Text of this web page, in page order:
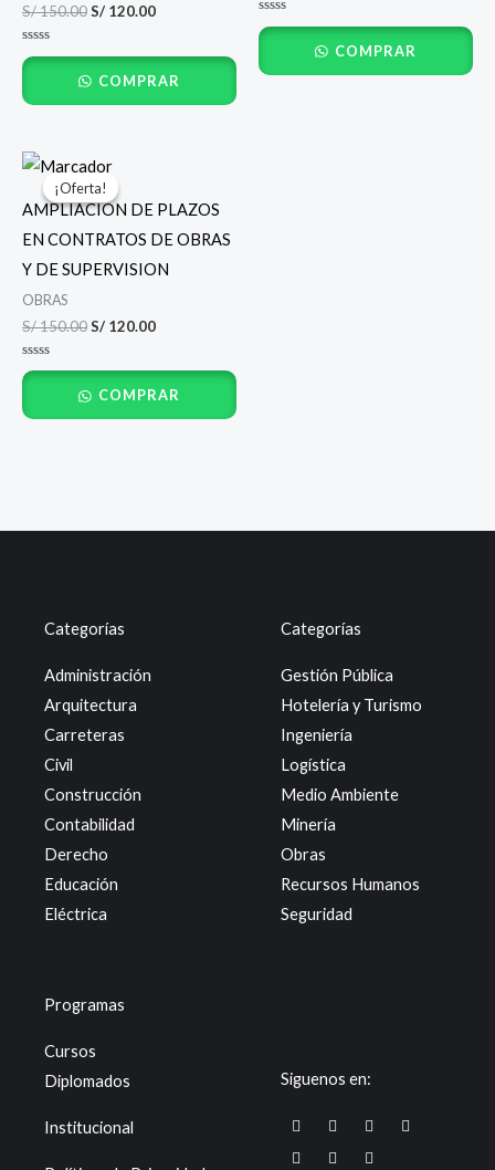
S/150.00S/ 120.00
Valorado
con
de
5
COMPRAR
Valorado
con
de
5
COMPRAR
¡Oferta!
¡Oferta!
AMPLIACION DE PLAZOS
EN CONTRATOS DE OBRAS
Y DE SUPERVISION
OBRAS
S/150.00
El
precio
original
era:
S/ 150.00.
S/ 120.00
es:
S/ 120.00.
Valorado
con
de
5
COMPRAR
Categorías
Administración
Arquitectura
Carreteras
Civil
Construcción
Contabilidad
Derecho
Educación
Eléctrica
Categorías
Gestión Pública
Hotelería y Turismo
Ingeniería
Logística
Medio Ambiente
Minería
Obras
Recursos Humanos
Seguridad
Programas
Cursos
Diplomados
Institucional
Siguenos en:
F
a
c
e
W
h
a
t
I
n
s
t
Y
o
X
-
t
w
T
i
k
t
L
i
n
k